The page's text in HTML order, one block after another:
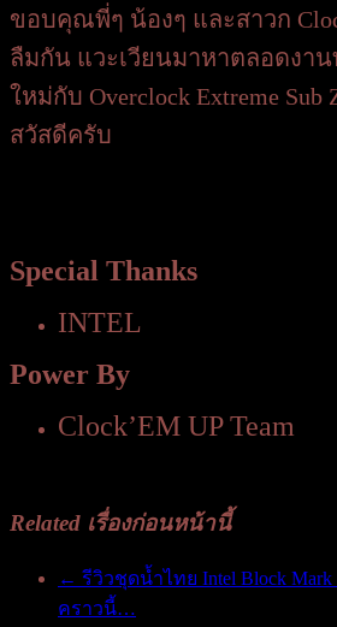
ขอบคุณพี่ๆ น้องๆ และสาวก
ลืมกัน แวะเวียนมาหาตลอดงา
ใหม่กับ Overclock Extreme Sub
สวัสดีครับ
Special Thanks
INTEL
Power By
Clock’EM UP Team
Related เรื่องก่อนหน้านี้
← รีวิวชุดน้ำไทย Intel Block
คราวนี้…